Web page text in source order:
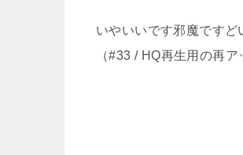
いやいいです邪魔ですど
（#33 / HQ再生用の再ア